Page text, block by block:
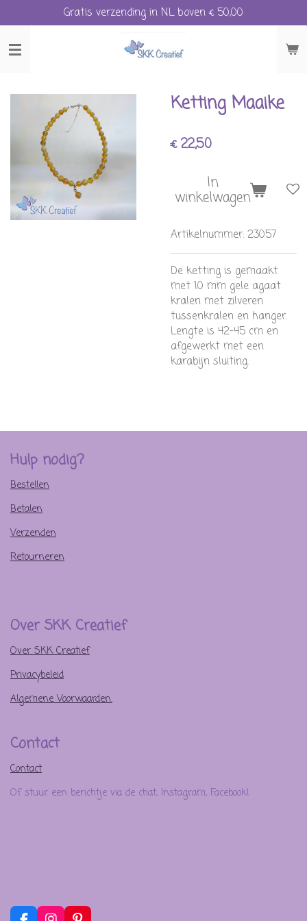
direct
naar
de
Gratis verzending in NL boven € 50,00
Ketting Maaike
€ 22,50
In
winkelwagen
Artikelnummer: 23057
De ketting is gemaakt
met 10 mm gele agaat
kralen met zilveren
tussenkralen en hanger.
Lengte is 42-45 cm en
afgewerkt met een
karabijn sluiting.
Hulp nodig?
Bestellen
Betalen
Verzenden
Retourneren
Over SKK Creatief
Over SKK Creatief
Privacybeleid
Algemene Voorwaarden.
Contact
Contact
Of stuur een berichtje via de chat, Instagram, Facebook!